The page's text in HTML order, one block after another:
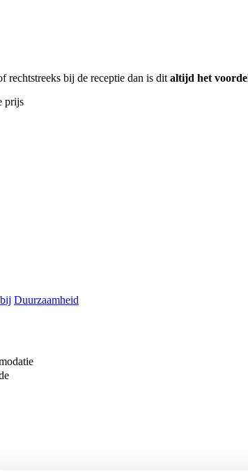
rechtstreeks bij de receptie dan is ditaltijd het
prijs
Duurzaamheid